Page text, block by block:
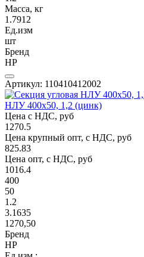
Масса, кг
1.7912
Ед.изм
шт
Бренд
НР
Артикул: 110410412002
НЛУ 400х50, 1,2 (цинк)
Цена с НДС, руб
1270.5
Цена крупный опт, с НДС, руб
825.83
Цена опт, с НДС, руб
1016.4
400
50
1.2
3.1635
1270,50
Бренд
НР